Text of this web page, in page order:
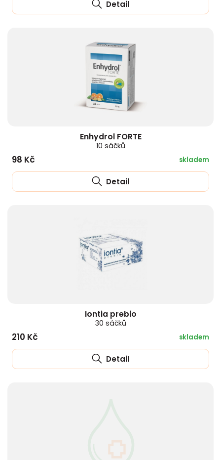
Detail
Enhydrol FORTE
10 sáčků
98 Kč skladem
Detail
Iontia prebio
30 sáčků
210 Kč skladem
Detail